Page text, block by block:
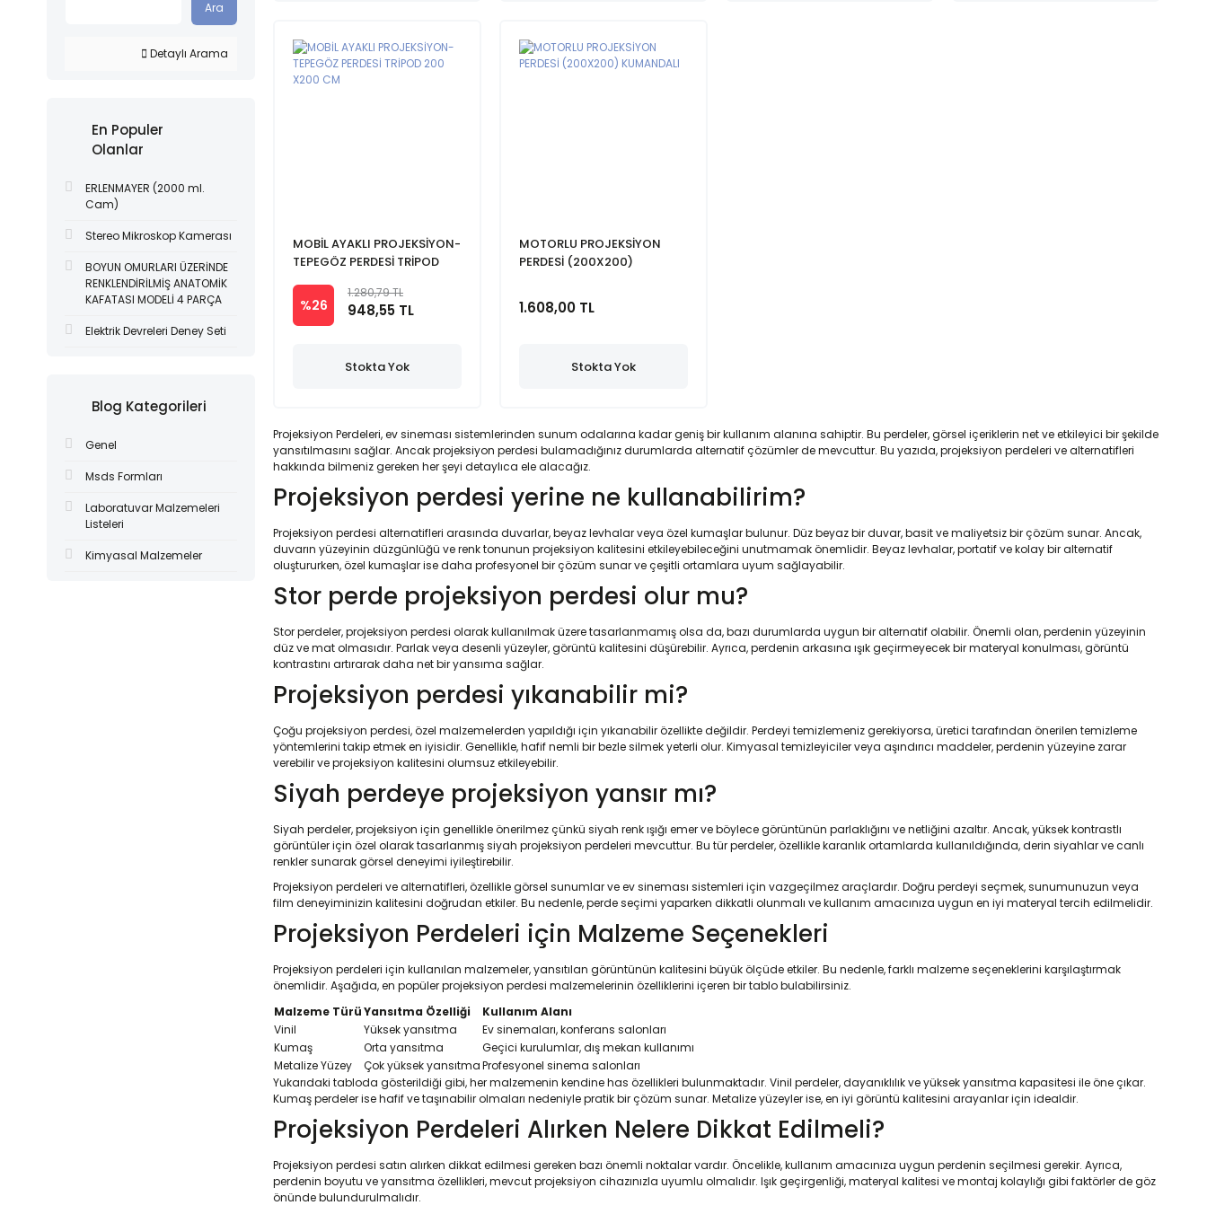
Ara
Detaylı Arama
En Populer
Olanlar
ERLENMAYER (2000 ml.
Cam)
Stereo Mikroskop Kamerası
BOYUN OMURLARI ÜZERİNDE
RENKLENDİRİLMİŞ ANATOMİK
KAFATASI MODELİ 4 PARÇA
Elektrik Devreleri Deney Seti
Blog Kategorileri
Genel
Msds Formları
Laboratuvar Malzemeleri
Listeleri
Kimyasal Malzemeler
MOBİL AYAKLI PROJEKSİYON-
TEPEGÖZ PERDESİ TRİPOD
%26
1.280,79 TL
948,55 TL
Stokta Yok
MOTORLU PROJEKSİYON
PERDESİ (200X200)
1.608,00 TL
Stokta Yok
Projeksiyon Perdeleri, ev sineması sistemlerinden sunum odalarına kadar geniş bir kullanım alanına sahiptir. Bu perdeler, görsel içeriklerin net ve etkileyici bir şekilde
yansıtılmasını sağlar. Ancak projeksiyon perdesi bulamadığınız durumlarda alternatif çözümler de mevcuttur. Bu yazıda, projeksiyon perdeleri ve alternatifleri
hakkında bilmeniz gereken her şeyi detaylıca ele alacağız.
Projeksiyon perdesi yerine ne kullanabilirim?
Projeksiyon perdesi alternatifleri arasında duvarlar, beyaz levhalar veya özel kumaşlar bulunur. Düz beyaz bir duvar, basit ve maliyetsiz bir çözüm sunar. Ancak,
duvarın yüzeyinin düzgünlüğü ve renk tonunun projeksiyon kalitesini etkileyebileceğini unutmamak önemlidir. Beyaz levhalar, portatif ve kolay bir alternatif
oluştururken, özel kumaşlar ise daha profesyonel bir çözüm sunar ve çeşitli ortamlara uyum sağlayabilir.
Stor perde projeksiyon perdesi olur mu?
Stor perdeler, projeksiyon perdesi olarak kullanılmak üzere tasarlanmamış olsa da, bazı durumlarda uygun bir alternatif olabilir. Önemli olan, perdenin yüzeyinin
düz ve mat olmasıdır. Parlak veya desenli yüzeyler, görüntü kalitesini düşürebilir. Ayrıca, perdenin arkasına ışık geçirmeyecek bir materyal konulması, görüntü
kontrastını artırarak daha net bir yansıma sağlar.
Projeksiyon perdesi yıkanabilir mi?
Çoğu projeksiyon perdesi, özel malzemelerden yapıldığı için yıkanabilir özellikte değildir. Perdeyi temizlemeniz gerekiyorsa, üretici tarafından önerilen temizleme
yöntemlerini takip etmek en iyisidir. Genellikle, hafif nemli bir bezle silmek yeterli olur. Kimyasal temizleyiciler veya aşındırıcı maddeler, perdenin yüzeyine zarar
verebilir ve projeksiyon kalitesini olumsuz etkileyebilir.
Siyah perdeye projeksiyon yansır mı?
Siyah perdeler, projeksiyon için genellikle önerilmez çünkü siyah renk ışığı emer ve böylece görüntünün parlaklığını ve netliğini azaltır. Ancak, yüksek kontrastlı
görüntüler için özel olarak tasarlanmış siyah projeksiyon perdeleri mevcuttur. Bu tür perdeler, özellikle karanlık ortamlarda kullanıldığında, derin siyahlar ve canlı
renkler sunarak görsel deneyimi iyileştirebilir.
Projeksiyon perdeleri ve alternatifleri, özellikle görsel sunumlar ve ev sineması sistemleri için vazgeçilmez araçlardır. Doğru perdeyi seçmek, sunumunuzun veya
film deneyiminizin kalitesini doğrudan etkiler. Bu nedenle, perde seçimi yaparken dikkatli olunmalı ve kullanım amacınıza uygun en iyi materyal tercih edilmelidir.
Projeksiyon Perdeleri için Malzeme Seçenekleri
Projeksiyon perdeleri için kullanılan malzemeler, yansıtılan görüntünün kalitesini büyük ölçüde etkiler. Bu nedenle, farklı malzeme seçeneklerini karşılaştırmak
önemlidir. Aşağıda, en popüler projeksiyon perdesi malzemelerinin özelliklerini içeren bir tablo bulabilirsiniz.
Malzeme TürüYansıtma Özelliği
Kullanım Alanı
Vinil
Yüksek yansıtma
Ev sinemaları, konferans salonları
Kumaş
Orta yansıtma
Geçici kurulumlar, dış mekan kullanımı
Metalize Yüzey
Çok yüksek yansıtmaProfesyonel sinema salonları
Yukarıdaki tabloda gösterildiği gibi, her malzemenin kendine has özellikleri bulunmaktadır. Vinil perdeler, dayanıklılık ve yüksek yansıtma kapasitesi ile öne çıkar.
Kumaş perdeler ise hafif ve taşınabilir olmaları nedeniyle pratik bir çözüm sunar. Metalize yüzeyler ise, en iyi görüntü kalitesini arayanlar için idealdir.
Projeksiyon Perdeleri Alırken Nelere Dikkat Edilmeli?
Projeksiyon perdesi satın alırken dikkat edilmesi gereken bazı önemli noktalar vardır. Öncelikle, kullanım amacınıza uygun perdenin seçilmesi gerekir. Ayrıca,
perdenin boyutu ve yansıtma özellikleri, mevcut projeksiyon cihazınızla uyumlu olmalıdır. Işık geçirgenliği, materyal kalitesi ve montaj kolaylığı gibi faktörler de göz
önünde bulundurulmalıdır.